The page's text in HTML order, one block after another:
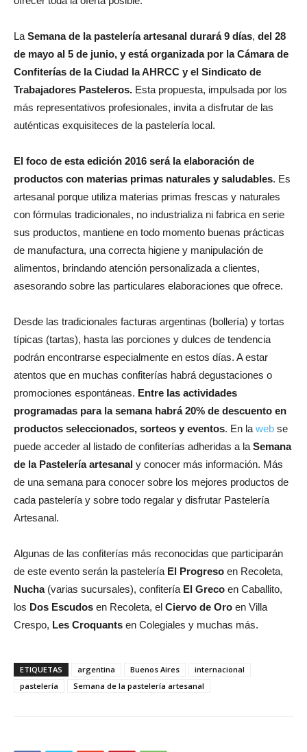
La Semana de la pastelería artesanal durará 9 días, del 28
de mayo al 5 de junio, y está organizada por laCámara de
Confiterías de la Ciudad la AHRCC y el Sindicato de
Trabajadores Pasteleros. Esta propuesta, impulsada por los
más representativos profesionales, invita a disfrutar de las
auténticas exquisiteces de la pastelería local.
El foco de esta edición 2016 será la elaboración de
productos con materias primas naturales y saludables. Es
artesanal porque utiliza materias primas frescas y naturales
con fórmulas tradicionales, no industrializa ni fabrica en serie
sus productos, mantiene en todo momento buenas prácticas
de manufactura, una correcta higiene y manipulación de
alimentos, brindando atención personalizada a clientes,
asesorando sobre las particulares elaboraciones que ofrece.
Desde las tradicionales facturas argentinas (bollería) y tortas
típicas (tartas), hasta las porciones y dulces de tendencia
podrán encontrarse especialmente en estos días. A estar
atentos que en muchas confiterías habrá degustaciones o
promociones espontáneas. Entre las actividades
programadas para la semana habrá 20% de descuento en
productos seleccionados, sorteos y eventos. En la web se
puede acceder al listado de confiterías adheridas a la Semana
de la Pastelería artesanal y conocer más información. Más
de una semana para conocer sobre los mejores productos de
cada pastelería y sobre todo regalar y disfrutar Pastelería
Artesanal.
Algunas de las confiterías más reconocidas que participarán
de este evento serán la pastelería El Progreso en Recoleta,
Nucha (varias sucursales), confitería El Greco en Caballito,
los Dos Escudos en Recoleta, el Ciervo de Oro en Villa
Crespo, Les Croquants en Colegiales y muchas más.
ETIQUETAS argentina Buenos Aires
internacional
pastelería
Semana de la pastelería artesanal